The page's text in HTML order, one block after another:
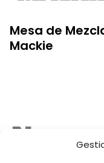
Mesa de
Mackie